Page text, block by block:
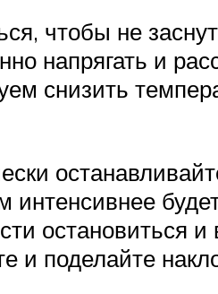
чтобы не
напрягать и
снизить
интенсивнее
остановиться
и поделайте